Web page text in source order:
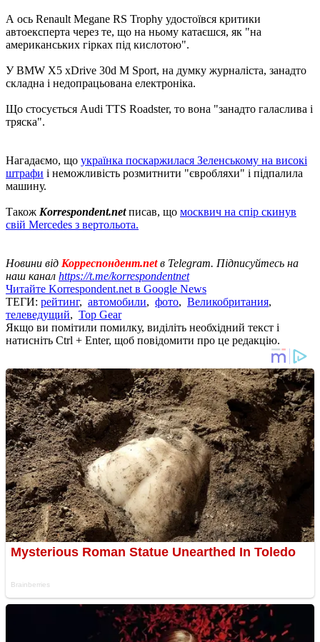
А ось Renault Megane RS Trophy удостоївся критики
автоексперта через те, що на ньому катаєшся, як "на
американських гірках під кислотою".
У BMW X5 xDrive 30d M Sport, на думку журналіста, занадто
складна і недопрацьована електроніка.
Що стосується Audi TTS Roadster, то вона "занадто галаслива і
тряска".
Нагадаємо, що українка поскаржилася Зеленському на високі
штрафи і неможливість розмитнити "євробляхи" і підпалила
машину.
Також Korrespondent.netписав, що москвич на спір скинув
свій Mercedes з вертольота.
Новини від Корреспондент.netв Telegram. Підписуйтесь на
наш канал https://t.me/korrespondentnet
Читайте Korrespondent.net в Google News
ТЕГИ: рейтинг, автомобили, фото, Великобритания,
телеведущий, Top Gear
Якщо ви помітили помилку, виділіть необхідний текст і
натисніть Ctrl + Enter, щоб повідомити про це редакцію.